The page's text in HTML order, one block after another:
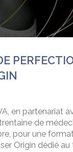
en partenariat
de
pour une
Origin dédié